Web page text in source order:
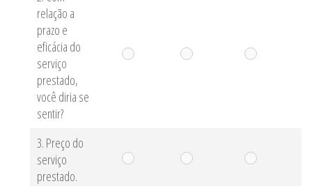
relação a
prazo e
eficácia do
serviço
prestado,
você diria se
sentir?
3. Preço do
serviço
prestado.